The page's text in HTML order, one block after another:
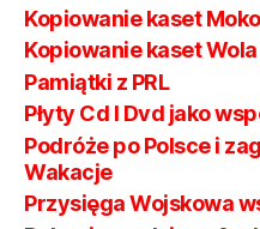
Kopiowanie kaset
Kopiowanie kaset
Pamiątki z PRL
Płyty Cd I Dvd jako
Podróże po Polsce i
Wakacje
Przysięga Wojskowa